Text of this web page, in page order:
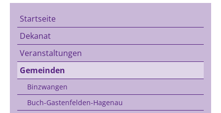
Startseite
Dekanat
Veranstaltungen
Gemeinden
Binzwangen
Buch-Gastenfelden-Hagenau